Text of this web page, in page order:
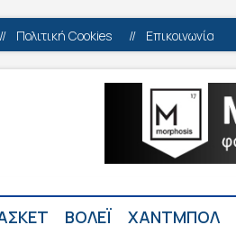
// Πολιτική Cookies // Επικοινωνία
ΒΟΛΕΪ ΧΑΝΤΜΠΟΛ